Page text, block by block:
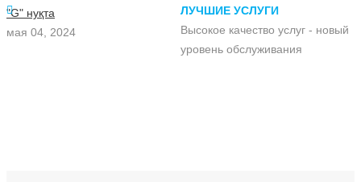
"G" нуқта
мая 04, 2024
ЛУЧШИЕ УСЛУГИ
Высокое качество услуг - новый
уровень обслуживания